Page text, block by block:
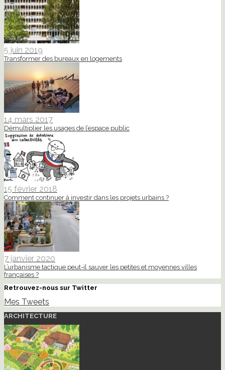
5 juin 2019
Transformer des bureaux en logements
14 mars 2017
Démultiplier les usages de l’espace public
15 février 2018
Comment continuer à investir dans les projets urbains ?
7 janvier 2020
L’urbanisme tactique peut-il sauver les petites et moyennes villes
françaises ?
Retrouvez-nous sur Twitter
Mes Tweets
ARCHITECTURE